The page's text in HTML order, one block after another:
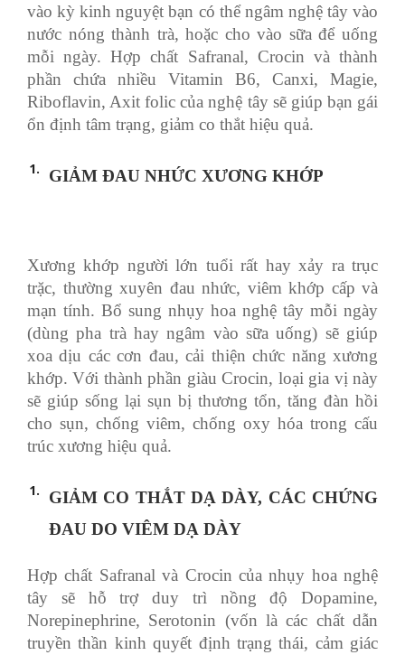
vào kỳ kinh nguyệt bạn có thể ngâm nghệ tây vào
nước nóng thành trà, hoặc cho vào sữa để uống
mỗi ngày. Hợp chất Safranal, Crocin và thành
phần chứa nhiều Vitamin B6, Canxi, Magie,
Riboflavin, Axit folic của nghệ tây sẽ giúp bạn gái
ổn định tâm trạng, giảm co thắt hiệu quả.
GIẢM ĐAU NHỨC XƯƠNG KHỚP
Xương khớp người lớn tuổi rất hay xảy ra trục
trặc, thường xuyên đau nhức, viêm khớp cấp và
mạn tính. Bổ sung nhụy hoa nghệ tây mỗi ngày
(dùng pha trà hay ngâm vào sữa uống) sẽ giúp
xoa dịu các cơn đau, cải thiện chức năng xương
khớp. Với thành phần giàu Crocin, loại gia vị này
sẽ giúp sống lại sụn bị thương tổn, tăng đàn hồi
cho sụn, chống viêm, chống oxy hóa trong cấu
trúc xương hiệu quả.
GIẢM CO THẮT DẠ DÀY, CÁC CHỨNG
ĐAU DO VIÊM DẠ DÀY
Hợp chất Safranal và Crocin của nhụy hoa nghệ
tây sẽ hỗ trợ duy trì nồng độ Dopamine,
Norepinephrine, Serotonin (vốn là các chất dẫn
truyền thần kinh quyết định trạng thái, cảm giác